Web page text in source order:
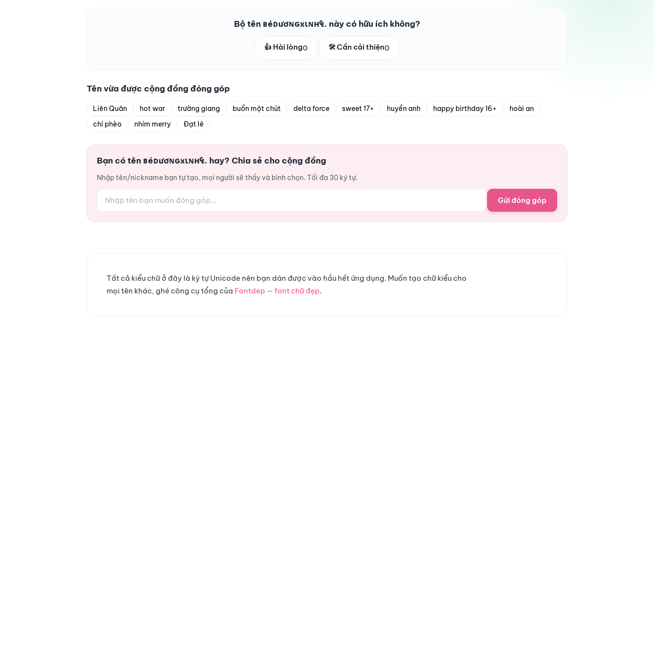
Bộ tên ʙéᴅươɴԍxιɴн₠. này có hữu ích không?
👍 Hài lòng0 🛠️ Cần cải thiện0
Tên vừa được cộng đồng đóng góp
Liên Quân hot war trường giang buồn một chút delta force sweet 17+ huyền anh happy birthday 16+
hoài an
chí phèo
nhím merry Đạt lê
Bạn có tên ʙéᴅươɴԍxιɴн₠. hay? Chia sẻ cho cộng đồng
Nhập tên/nickname bạn tự tạo, mọi người sẽ thấy và bình chọn. Tối đa 30 ký tự.
Gửi đóng góp
Tất cả kiểu chữ ở đây là ký tự Unicode nên bạn dán được vào hầu hết ứng dụng. Muốn tạo chữ kiểu cho
mọi tên khác, ghé công cụ tổng của Fontdep — font chữ đẹp.